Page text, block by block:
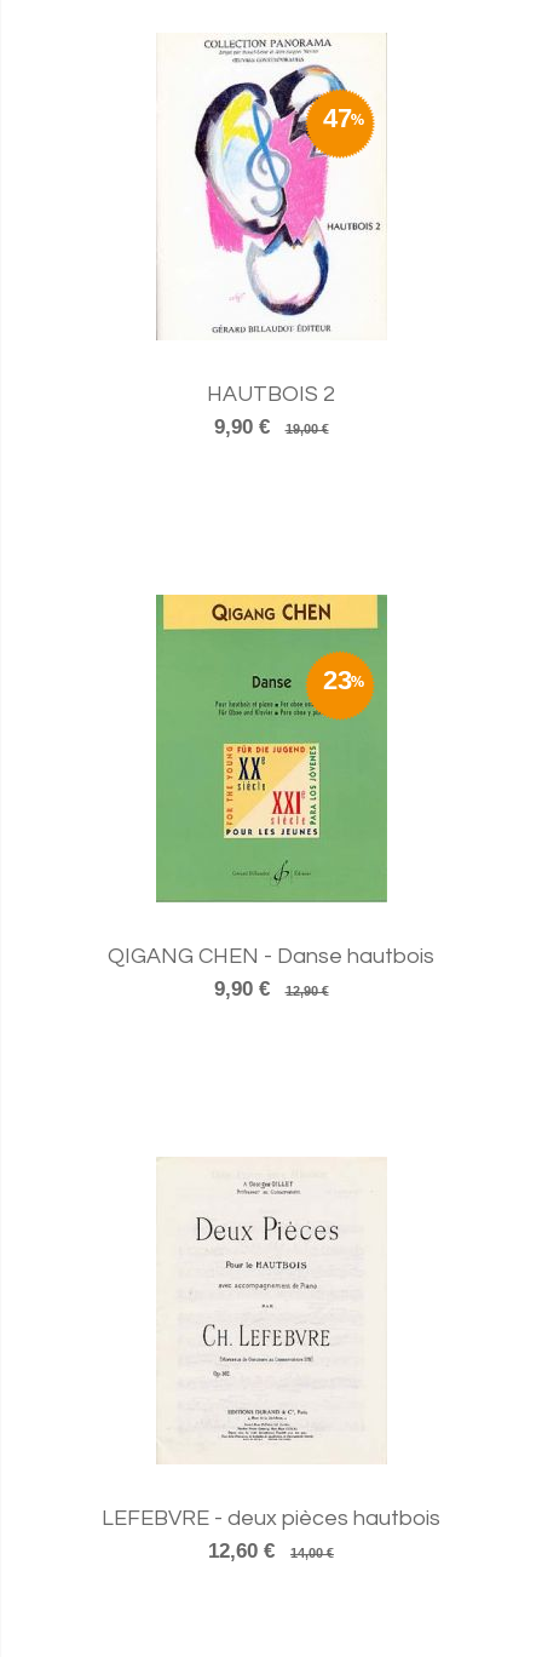
47
HAUTBOIS 2
9,90 €
19,00 €
23
QIGANG CHEN - Danse hautbois
9,90 €
12,90 €
LEFEBVRE - deux pièces hautbois
12,60 €
14,00 €